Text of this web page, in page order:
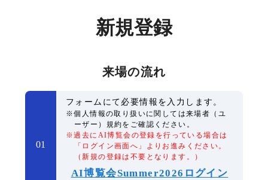
新規登録
来場の流れ
01
フォームにて必要情報を入力します。
※個人情報の取り扱いに関しては来場者（ユ
ーザー）規約をご確認ください。
※過去にAI博覧会の登録を行っている場合は
「ログイン画面へ」よりお進みください。
（新規の登録は不要となります。）
AI博覧会Summer2026ログイン